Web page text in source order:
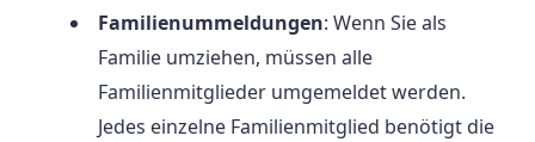
Familienummeldungen: Wenn Sie als
Familie umziehen, müssen alle
Familienmitglieder umgemeldet werden.
Jedes einzelne Familienmitglied benötigt die